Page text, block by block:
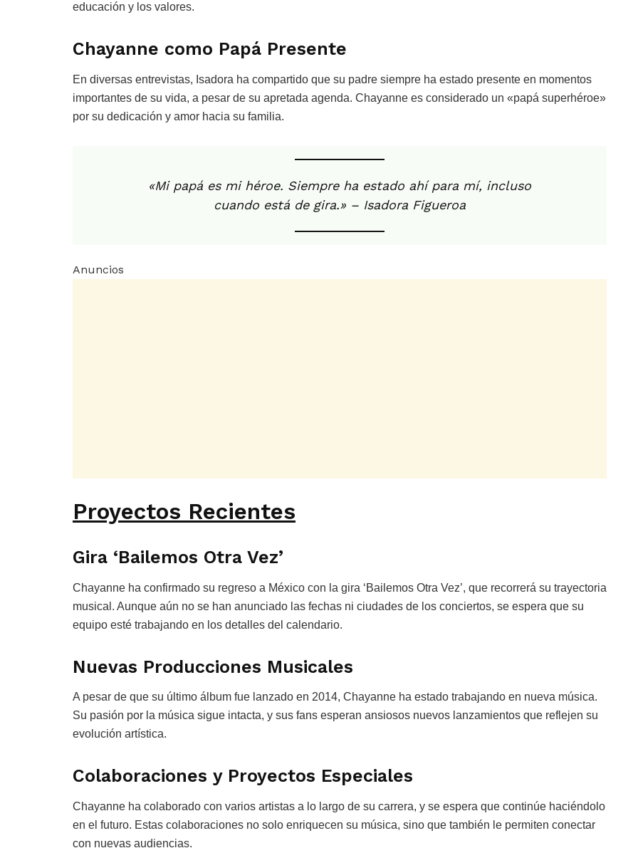
educación y los valores.
Chayanne como Papá Presente
En diversas entrevistas, Isadora ha compartido que su padre siempre ha estado presente en momentos
importantes de su vida, a pesar de su apretada agenda. Chayanne es considerado un «papá superhéroe»
por su dedicación y amor hacia su familia.
«Mi papá es mi héroe. Siempre ha estado ahí para mí, incluso
cuando está de gira.» – Isadora Figueroa
Anuncios
Proyectos Recientes
Gira ‘Bailemos Otra Vez’
Chayanne ha confirmado su regreso a México con la gira ‘Bailemos Otra Vez’, que recorrerá su trayectoria
musical. Aunque aún no se han anunciado las fechas ni ciudades de los conciertos, se espera que su
equipo esté trabajando en los detalles del calendario.
Nuevas Producciones Musicales
A pesar de que su último álbum fue lanzado en 2014, Chayanne ha estado trabajando en nueva música.
Su pasión por la música sigue intacta, y sus fans esperan ansiosos nuevos lanzamientos que reflejen su
evolución artística.
Colaboraciones y Proyectos Especiales
Chayanne ha colaborado con varios artistas a lo largo de su carrera, y se espera que continúe haciéndolo
en el futuro. Estas colaboraciones no solo enriquecen su música, sino que también le permiten conectar
con nuevas audiencias.